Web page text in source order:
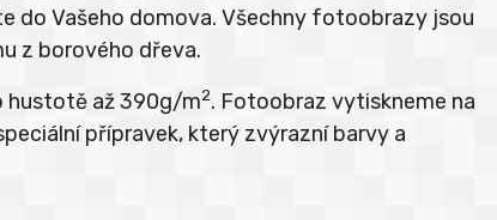
do Vašeho domova. Všechny fotoobrazy jsou
z borového dřeva.
hustotě až 390g/m2. Fotoobraz vytiskneme na
přípravek, který zvýrazní barvy a